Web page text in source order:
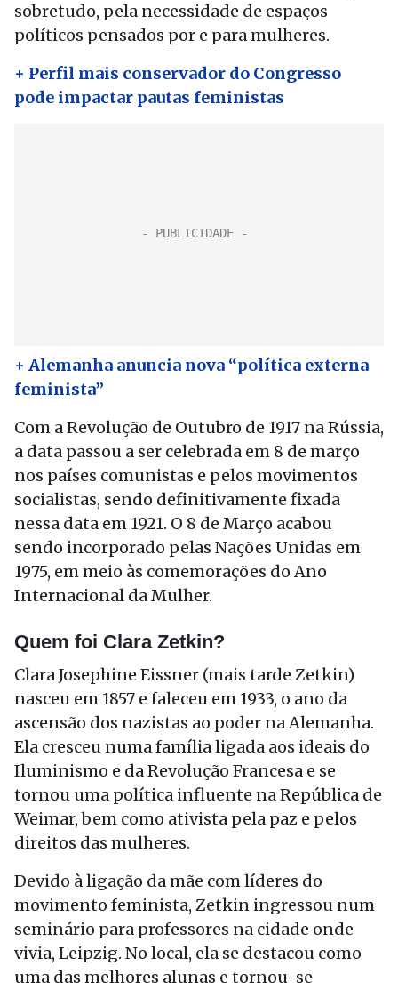
sobretudo, pela necessidade de espaços
políticos pensados por e para mulheres.
+ Perfil mais conservador do Congresso
pode impactar pautas feministas
+ Alemanha anuncia nova “política externa
feminista”
Com a Revolução de Outubro de 1917 na Rússia,
a data passou a ser celebrada em 8 de março
nos países comunistas e pelos movimentos
socialistas, sendo definitivamente fixada
nessa data em 1921. O 8 de Março acabou
sendo incorporado pelas Nações Unidas em
1975, em meio às comemorações do Ano
Internacional da Mulher.
Quem foi Clara Zetkin?
Clara Josephine Eissner (mais tarde Zetkin)
nasceu em 1857 e faleceu em 1933, o ano da
ascensão dos nazistas ao poder na Alemanha.
Ela cresceu numa família ligada aos ideais do
Iluminismo e da Revolução Francesa e se
tornou uma política influente na República de
Weimar, bem como ativista pela paz e pelos
direitos das mulheres.
Devido à ligação da mãe com líderes do
movimento feminista, Zetkin ingressou num
seminário para professores na cidade onde
vivia, Leipzig. No local, ela se destacou como
uma das melhores alunas e tornou-se